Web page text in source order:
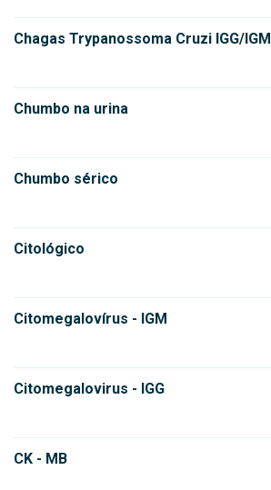
Chagas Trypanossoma Cruzi IGG/IGM
Chumbo na urina
Chumbo sérico
Citológico
Citomegalovírus - IGM
Citomegalovirus - IGG
CK - MB